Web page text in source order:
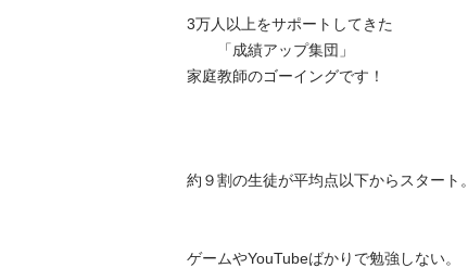
3万人以上をサポートしてきた
「成績アップ集団」
家庭教師のゴーイングです！
約９割の生徒が平均点以下からスタート。
ゲームやYouTubeばかりで勉強しない。